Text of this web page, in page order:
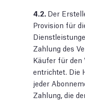
4.2. Der
Provision für
Zahlung des
Käufer für den
entrichtet. Die
jeder
Zahlung, die